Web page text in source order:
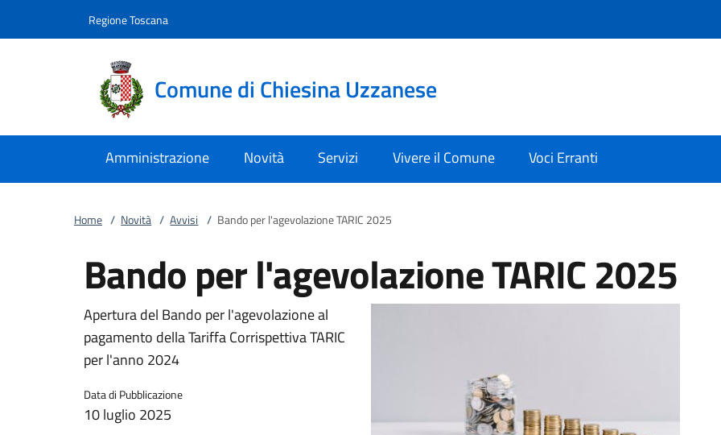
Regione Toscana
Comune di Chiesina Uzzanese
Amministrazione Novità Servizi Vivere il Comune Voci Erranti
Home / Novità / Avvisi / Bando per l'agevolazione TARIC 2025
Bando per l'agevolazione TARIC 2025
Apertura del Bando per l'agevolazione al
pagamento della Tariffa Corrispettiva TARIC
per l'anno 2024
Data di Pubblicazione
10 luglio 2025